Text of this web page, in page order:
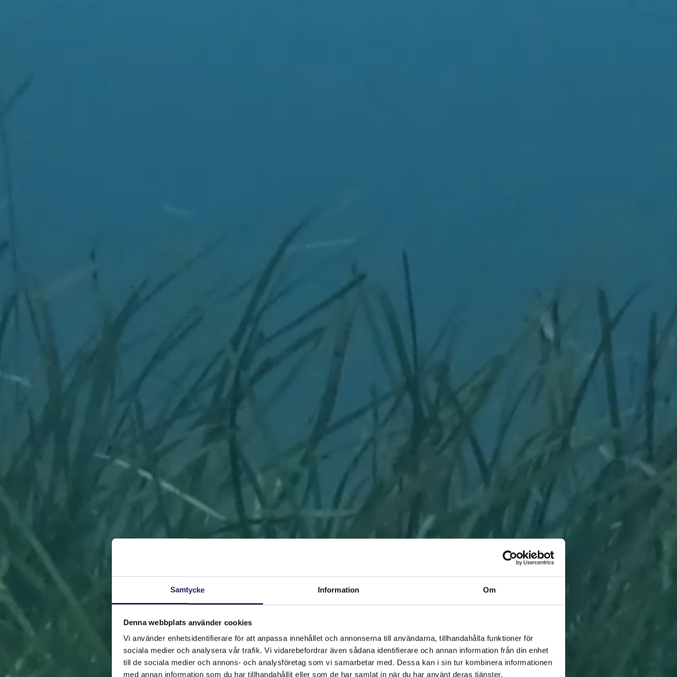
Samtycke Information Om
Denna webbplats använder cookies
Vi använder enhetsidentifierare för att anpassa innehållet och annonserna till användarna, tillhandahålla funktioner för
sociala medier och analysera vår trafik. Vi vidarebefordrar även sådana identifierare och annan information från din enhet
till de sociala medier och annons- och analysföretag som vi samarbetar med. Dessa kan i sin tur kombinera informationen
med annan information som du har tillhandahållit eller som de har samlat in när du har använt deras tjänster.
FRAMSIDAN HJÄLP ÖSTERSJÖN RÄDDA EN BIT